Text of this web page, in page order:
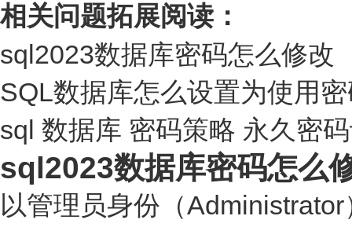
相关问题拓展阅读：
sql2023数据库密码怎么修改
SQL数据库怎么设置为使用
sql 数据库 密码策略 永久密
sql2023数据库密码怎么
以管理员身份（